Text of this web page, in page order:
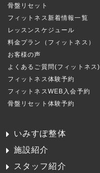
骨盤リセット
フィットネス新着情報一覧
レッスンスケジュール
料金プラン（フィットネス）
お客様の声
よくあるご質問(フィットネス)
フィットネス体験予約
フィットネスWEB入会予約
骨盤リセット体験予約
いみすぽ整体
施設紹介
スタッフ紹介